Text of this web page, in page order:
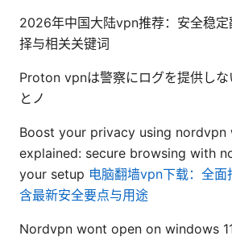
2026年中国大陆vpn推荐：安全稳
择与相关关键词
Proton vpnは警察にログを提供し
とノ
Boost your privacy using
explained: secure browsing with
your setup 电脑翻墙vpn下载：全面
含最新安全要点与用途
Nordvpn wont open on windows